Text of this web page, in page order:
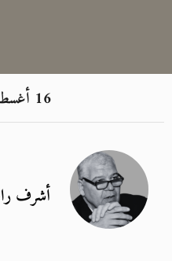
16 أغسطس, 2024
أشرف